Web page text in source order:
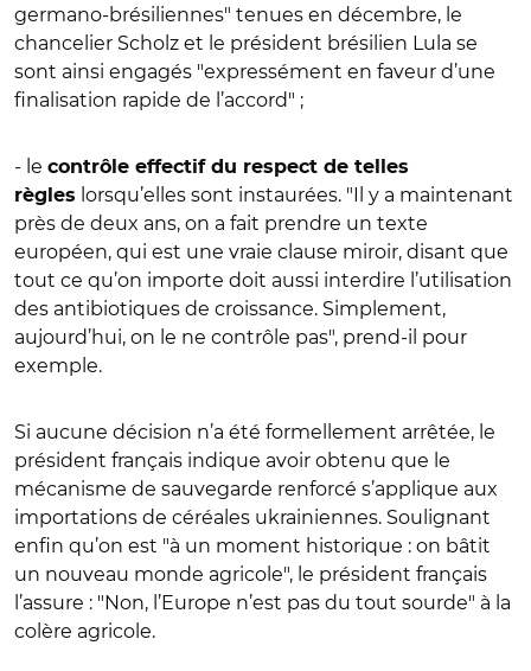
germano-brésiliennes" tenues en décembre, le
chancelier Scholz et le président brésilien Lula se
sont ainsi engagés "expressément en faveur d’une
finalisation rapide de l’accord" ;
- le contrôle effectif du respect de telles
règles lorsqu’elles sont instaurées. "Il y a maintenant
près de deux ans, on a fait prendre un texte
européen, qui est une vraie clause miroir, disant que
tout ce qu’on importe doit aussi interdire l’utilisation
des antibiotiques de croissance. Simplement,
aujourd’hui, on le ne contrôle pas", prend-il pour
exemple.
Si aucune décision n’a été formellement arrêtée, le
président français indique avoir obtenu que le
mécanisme de sauvegarde renforcé s’applique aux
importations de céréales ukrainiennes. Soulignant
enfin qu’on est "à un moment historique : on bâtit
un nouveau monde agricole", le président français
l’assure : "Non, l’Europe n’est pas du tout sourde" à la
colère agricole.